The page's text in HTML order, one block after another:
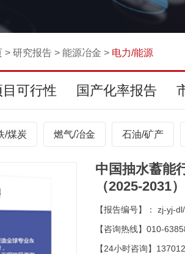
> 研究报告 > 能源冶金 > 电力/能源
目可行性 国产化率报告
/煤炭 燃气/冶金 石油/矿产
中国抽水蓄能
（2025-2031
【报告编号】： zj-yj-
【咨询热线】010-
【24小时咨询】